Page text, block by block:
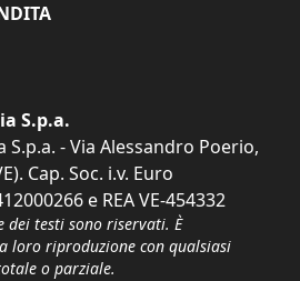
S.p.a.
- Via Alessandro Poerio,
Cap. Soc. i.v. Euro
e REA VE-454332
testi sono riservati. È
loro riproduzione con qualsiasi
o parziale.